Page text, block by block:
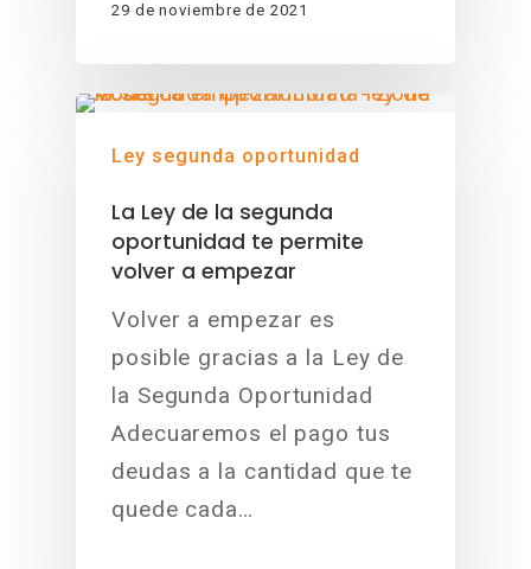
29 de noviembre de 2021
Ley segunda oportunidad
La Ley de la segunda
oportunidad te permite
volver a empezar
Volver a empezar es
posible gracias a la Ley de
la Segunda Oportunidad
Adecuaremos el pago tus
deudas a la cantidad que te
quede cada…